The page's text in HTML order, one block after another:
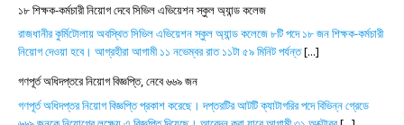
১৮ শিক্ষক-কর্মচারী নিয়োগ দেবে সিভিল এভিয়েশন স্কুল অ্যান্ড কলেজ
রাজধানীর কুর্মিটোলায় অবস্থিত সিভিল এভিয়েশন স্কুল অ্যান্ড কলেজে ৮টি পদে ১৮ জন শিক্ষক-কর্মচারী
নিয়োগ দেওয়া হবে। আগ্রহীরা আগামী ১১ নভেম্বর রাত ১১টা ৫৯ মিনিট পর্যন্ত[...]
গণপূর্ত অধিদপ্তরে নিয়োগ বিজ্ঞপ্তি, নেবে ৬৬৯ জন
গণপূর্ত অধিদপ্তর নিয়োগ বিজ্ঞপ্তি প্রকাশ করেছে। দপ্তরটির আটটি ক্যাটাগরির পদে বিভিন্ন গ্রেডে